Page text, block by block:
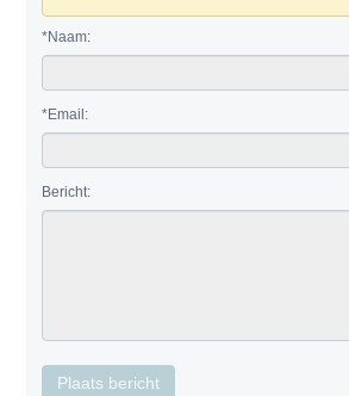
*Naam:
*Email:
Bericht: